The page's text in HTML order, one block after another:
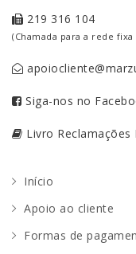
219 316 104
(Chamada para a rede
Siga-nos no
Livro Reclamações
Início
Apoio ao cliente
Formas de